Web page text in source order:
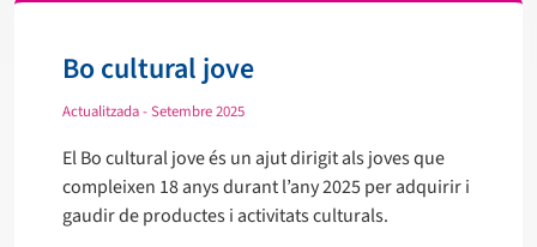
Bo cultural jove
Actualitzada - Setembre 2025
El Bo cultural jove és un ajut dirigit als joves que
compleixen 18 anys durant l’any 2025 per adquirir i
gaudir de productes i activitats culturals.